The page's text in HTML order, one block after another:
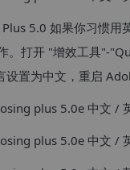
5.0 如果你习惯用
。打开 "增效工具"-
置为中文，重启